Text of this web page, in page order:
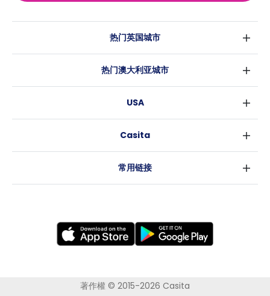
热门英国城市
伦敦
爱丁堡
利兹
考文垂
莱斯特
纽卡斯尔
热门澳大利亚城市
布里斯班
阿德莱德
USA
洛杉矶
Casita
常用链接
著作權 © 2015-2026 Casita